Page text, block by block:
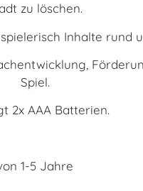
zu löschen.
Inhalte
Spiel.
2x AAA Batterien.
1-5 Jahre